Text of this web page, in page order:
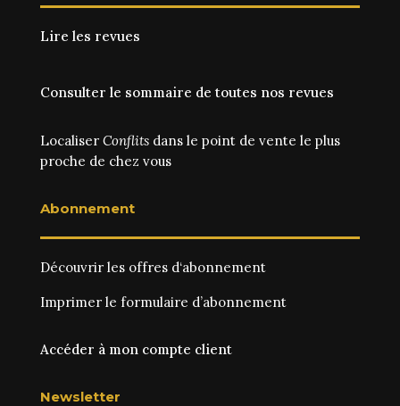
Lire les revues
Consulter le sommaire de toutes nos revues
Localiser Conflitsdans le point de vente le plus
proche de chez vous
Abonnement
Découvrir les offres d‘abonnement
Imprimer le formulaire d’abonnement
Accéder à mon compte client
Newsletter